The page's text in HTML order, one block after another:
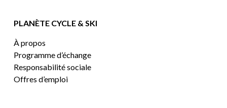
PLANÈTE CYCLE & SKI
À propos
Programme d’échange
Responsabilité sociale
Offres d’emploi